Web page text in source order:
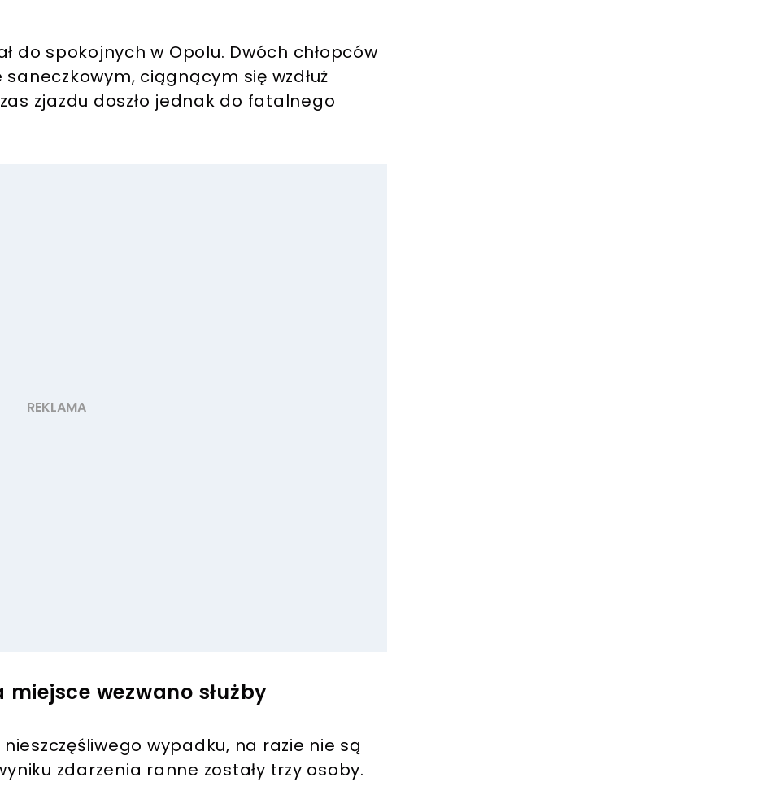
do spokojnych w Opolu. Dwóch chłopców
ciągnącym się wzdłuż
zjazdu doszło jednak do fatalnego
wezwano służby
wypadku, na razie nie są
zdarzenia ranne zostały trzy osoby.